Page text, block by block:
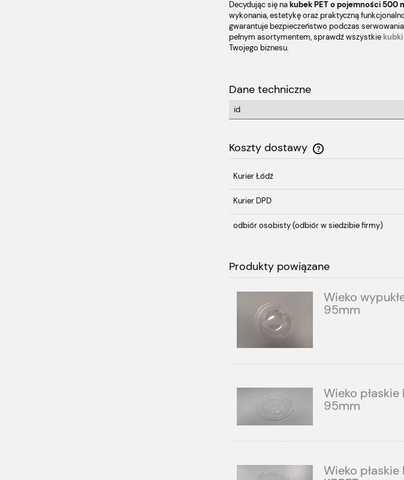
Decydując się nakubek PET o pojemności 500
wykonania, estetykę oraz praktyczną
gwarantuje bezpieczeństwo podczas
pełnym asortymentem, sprawdź wszystkie
Twojego biznesu.
Dane techniczne
id
Koszty dostawy
Cena nie zawiera
płatności
Kurier Łódź
Kurier DPD
odbiór osobisty(odbiór w siedzibie firmy)
Produkty powiązane
Wieko
95mm
Wieko
95mm
Wieko